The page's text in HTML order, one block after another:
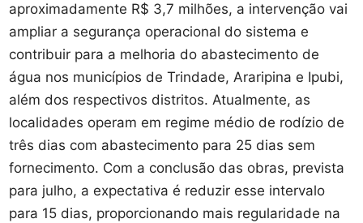
aproximadamente R$ 3,7 milhões, a intervenção vai
ampliar a segurança operacional do sistema e
contribuir para a melhoria do abastecimento de
água nos municípios de Trindade, Araripina e Ipubi,
além dos respectivos distritos. Atualmente, as
localidades operam em regime médio de rodízio de
três dias com abastecimento para 25 dias sem
fornecimento. Com a conclusão das obras, prevista
para julho, a expectativa é reduzir esse intervalo
para 15 dias, proporcionando mais regularidade na